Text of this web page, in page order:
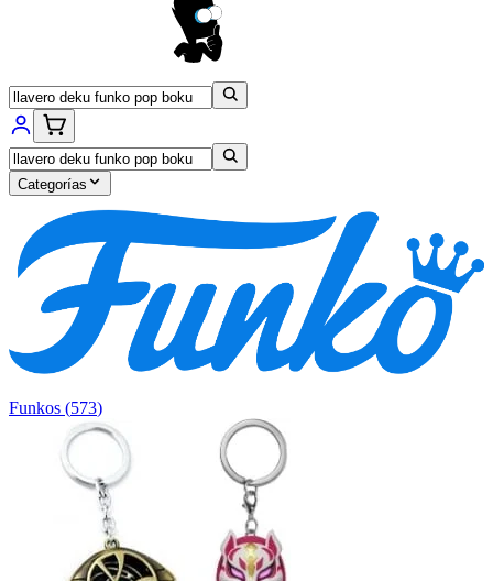
Categorías
Funkos (573)